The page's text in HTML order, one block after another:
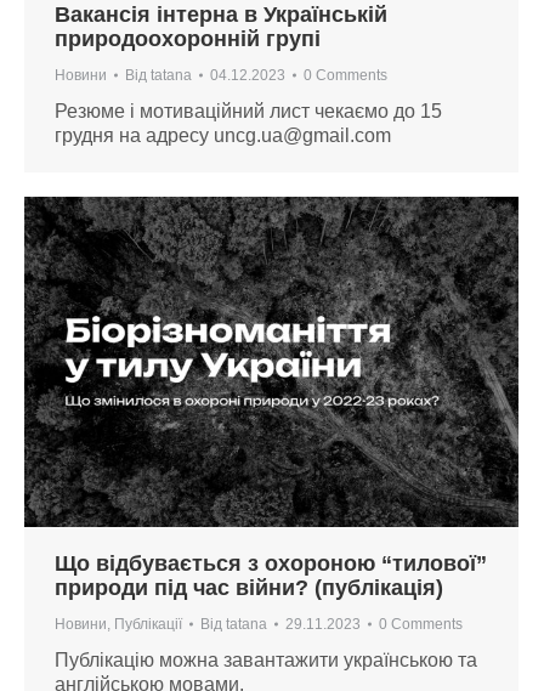
Вакансія інтерна в Українській
природоохоронній групі
Новини Від tatana 04.12.2023 0 Comments
Резюме і мотиваційний лист чекаємо до 15
грудня на адресу uncg.ua@gmail.com
Що відбувається з охороною “тилової”
природи під час війни? (публікація)
Новини Публікації Від tatana 29.11.2023 0 Comments
Публікацію можна завантажити українською та
англійською мовами.